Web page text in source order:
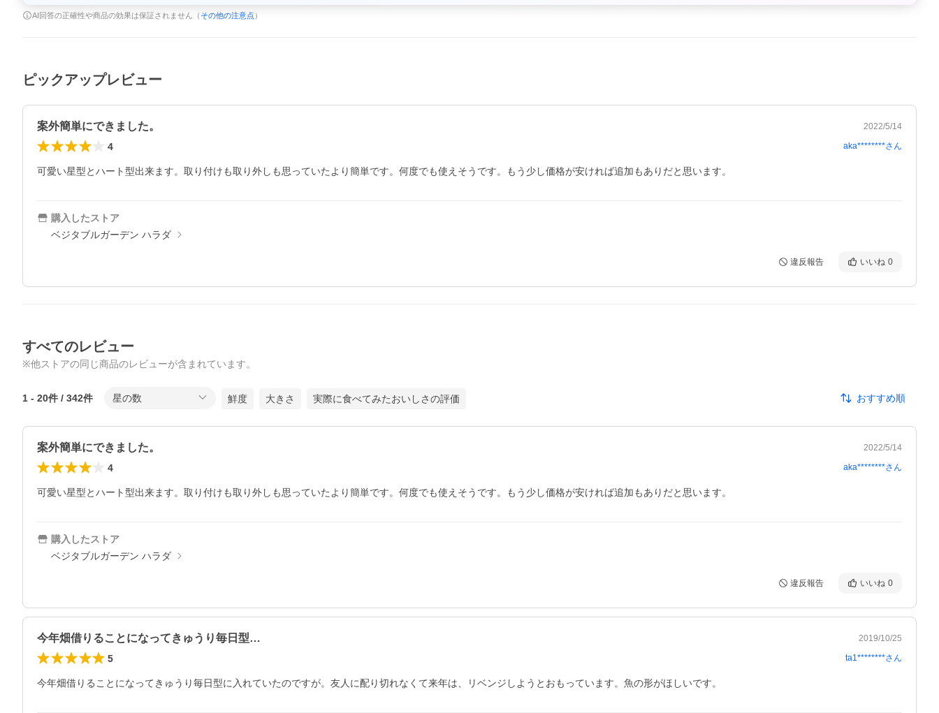
AI回答の正確性や商品の効果は保証されません（ その他の注意点 ）
ピックアップレビュー
案外簡単にできました。 2022/5/14
4 aka********さん
購入したストア
ベジタブルガーデン ハラダ
違反報告 いいね 0
すべてのレビュー
※他ストアの同じ商品のレビューが含まれています。
1 - 20件 / 342件 星の数 鮮度 大きさ 実際に食べてみたおいしさの評価 おすすめ順
案外簡単にできました。 2022/5/14
4 aka********さん
購入したストア
ベジタブルガーデン ハラダ
違反報告 いいね 0
今年畑借りることになってきゅうり毎日型… 2019/10/25
5 ta1********さん
今年畑借りることになってきゅうり毎日型に入れていたのですが。友人に配り切れなくて来年は、リベンジしようとおもっています。魚の形がほしいです。